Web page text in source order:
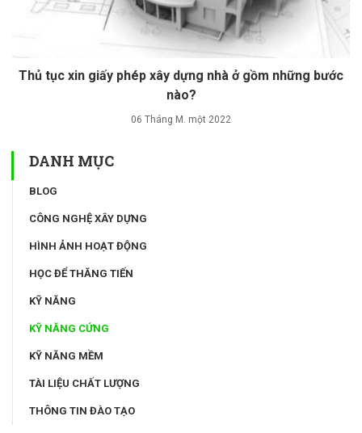
Thủ tục xin giấy phép xây dựng nhà ở gồm những bước
nào?
06 Tháng M. một 2022
DANH MỤC
BLOG
CÔNG NGHỆ XÂY DỰNG
HÌNH ẢNH HOẠT ĐỘNG
HỌC ĐỂ THĂNG TIẾN
KỸ NĂNG
KỸ NĂNG CỨNG
KỸ NĂNG MỀM
TÀI LIỆU CHẤT LƯỢNG
THÔNG TIN ĐÀO TẠO